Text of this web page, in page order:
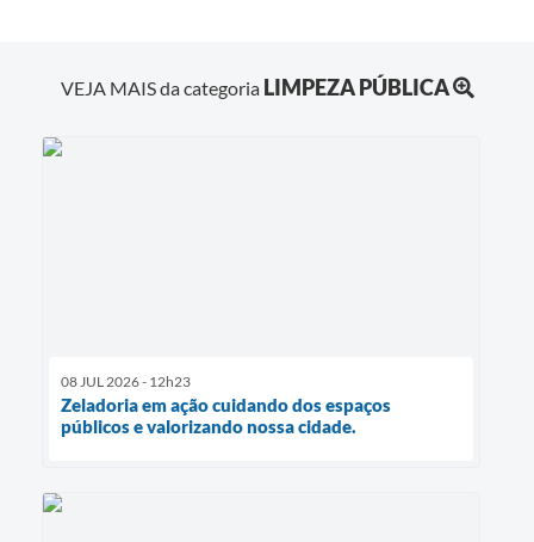
VEJA MAIS da categoria LIMPEZA PÚBLICA
08 JUL 2026 - 12h23
Zeladoria em ação cuidando dos espaços
públicos e valorizando nossa cidade.